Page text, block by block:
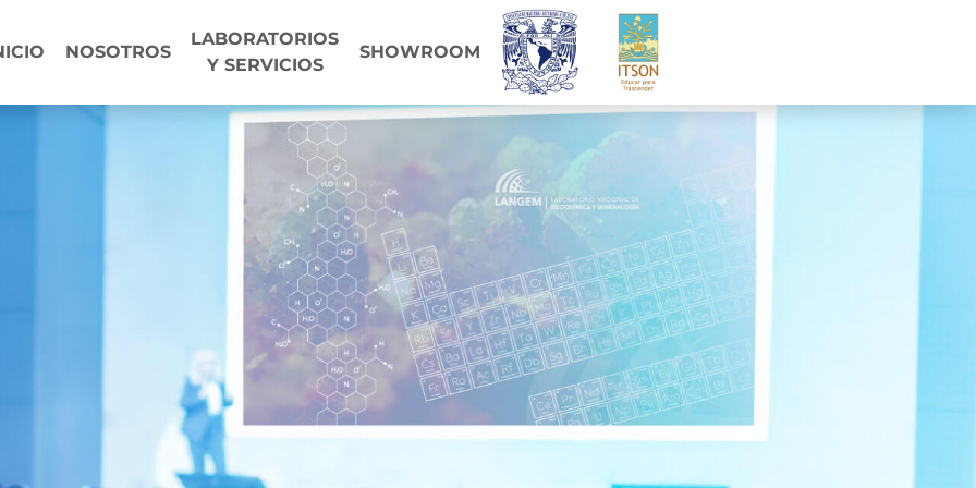
NOSOTROS
LABORATORIOS
Y SERVICIOS
SHOWROOM